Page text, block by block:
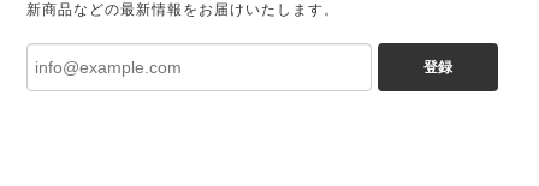
新商品などの最新情報をお届けいたします。
登録